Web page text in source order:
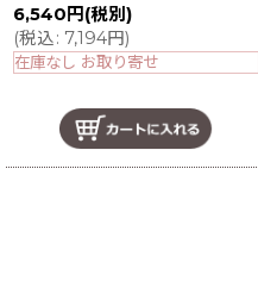
6,540 円 (税別)
(税込: 7,194円)
在庫なし お取り寄せ